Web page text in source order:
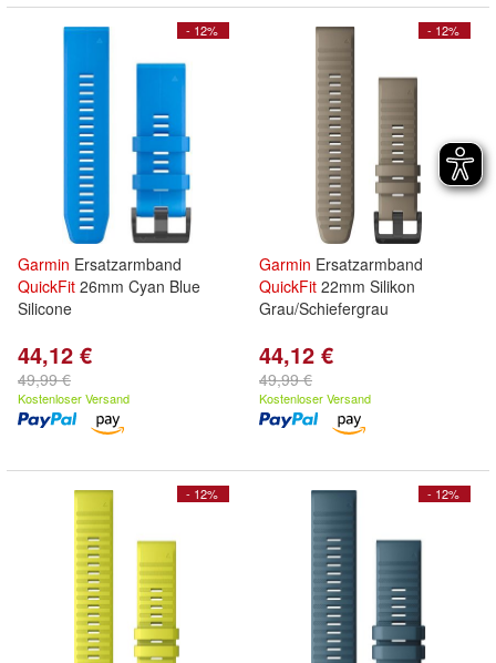
- 12%
Garmin Ersatzarmband
QuickFit 26mm Cyan Blue
Silicone
44,12 €
49,99 €
Kostenloser Versand
- 12%
Garmin Ersatzarmband
QuickFit 22mm Silikon
Grau/Schiefergrau
44,12 €
49,99 €
Kostenloser Versand
- 12% - 12%